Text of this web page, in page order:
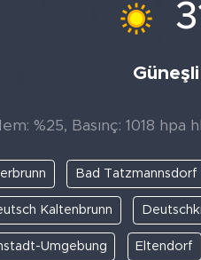
Güneşli
%25, Basınç: 1018 hpa
Bad Tatzmannsdorf
Kaltenbrunn
Umgebung Eltendorf